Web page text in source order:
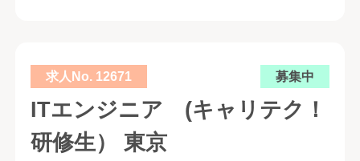
求人No. 12671 募集中
ITエンジニア (キャリテク！
研修生） 東京